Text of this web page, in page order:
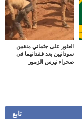
العثور على جثماني منقبين
سودانيين بعد فقدانهما في
صحراء تيرس الزمور
تابع